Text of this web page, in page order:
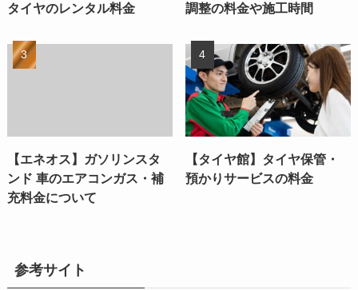
タイヤのレンタル料金
調整の料金や施工時間
【エネオス】ガソリンスタ
ンド 車のエアコンガス・補
充料金について
【タイヤ館】タイヤ保管・
預かりサービスの料金
参考サイト